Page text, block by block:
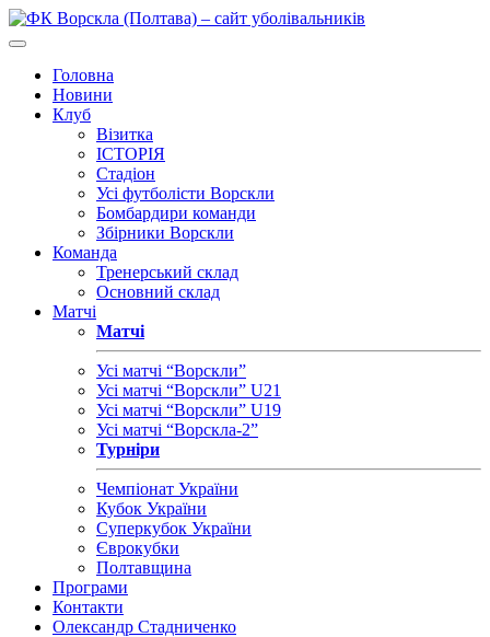
Головна
Новини
Клуб
Візитка
ІСТОРІЯ
Стадіон
Усі футболісти Ворскли
Бомбардири команди
Збірники Ворскли
Команда
Тренерський склад
Основний склад
Матчі
Матчі
Усі матчі “Ворскли”
Усі матчі “Ворскли” U21
Усі матчі “Ворскли” U19
Усі матчі “Ворскла-2”
Турніри
Чемпіонат України
Кубок України
Суперкубок України
Єврокубки
Полтавщина
Програми
Контакти
Олександр Стадниченко